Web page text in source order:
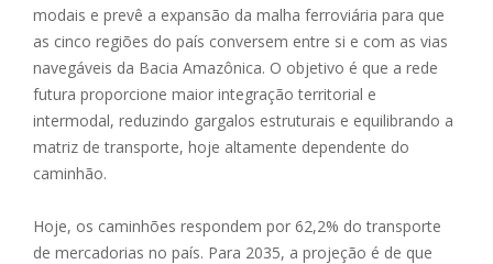
modais e prevê a expansão da malha ferroviária para que
as cinco regiões do país conversem entre si e com as vias
navegáveis da Bacia Amazônica. O objetivo é que a rede
futura proporcione maior integração territorial e
intermodal, reduzindo gargalos estruturais e equilibrando a
matriz de transporte, hoje altamente dependente do
caminhão.
Hoje, os caminhões respondem por 62,2% do transporte
de mercadorias no país. Para 2035, a projeção é de que